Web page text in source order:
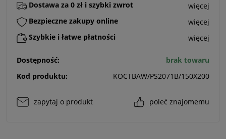
Dostawa za 0 zł i szybki zwrot
więcej
Bezpieczne zakupy online
więcej
Szybkie i łatwe płatności
więcej
Dostępność:
brak towaru
Kod produktu:
KOCTBAW/PS2071B/150X200
zapytaj o produkt poleć znajomemu